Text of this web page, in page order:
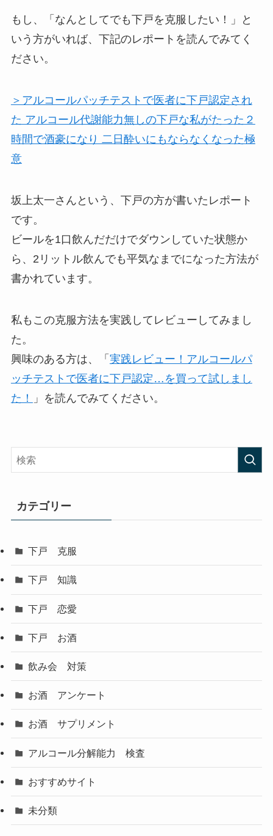
もし、 「なんとしてでも下戸を克服したい！」
と
いう方がいれば、下記のレポートを読んでみてく
ださい。
＞アルコールパッチテストで医者に下戸認定され
た アルコール代謝能力無しの下戸な私がたった２
時間で酒豪になり 二日酔いにもならなくなった極
意
坂上太一さんという、下戸の方が書いたレポート
です。
ビールを1口飲んだだけでダウンしていた状態か
ら、2リットル飲んでも平気なまでになった方法が
書かれています。
私もこの克服方法を実践してレビューしてみまし
た。
興味のある方は、「 実践レビュー！アルコールパ
ッチテストで医者に下戸認定…を買って試しまし
た！
」を読んでみてください。
カテゴリー
下戸 克服
下戸 知識
下戸 恋愛
下戸 お酒
飲み会 対策
お酒 アンケート
お酒 サプリメント
アルコール分解能力 検査
おすすめサイト
未分類